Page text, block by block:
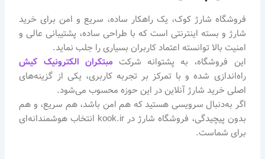
فروشگاه شارژ کوک، یک راهکار ساده، سریع و امن برای خرید
شارژ و بسته اینترنتی است که با طراحی ساده، پشتیبانی عالی و
امنیت بالا توانسته اعتماد کاربران بسیاری را جلب نماید.
این فروشگاه، به پشتوانه شرکتمبتکران الکترونیک کیش
راه‌اندازی شده و با تمرکز بر تجربه کاربری، یکی از گزینه‌های
اصلی خرید شارژ آنلاین در این حوزه محسوب می‌شود.
اگر به‌دنبال سرویسی هستید که هم امن باشد، هم سریع، و هم
بدون پیچیدگی، فروشگاه شارژ در kook.ir انتخاب هوشمندانه‌ای
برای شماست.